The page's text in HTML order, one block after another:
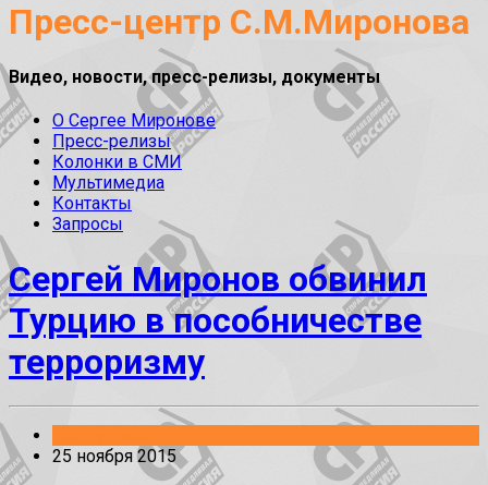
Пресс-центр С.М.Миронова
Видео, новости, пресс-релизы, документы
О Сергее Миронове
Пресс-релизы
Колонки в СМИ
Мультимедиа
Контакты
Запросы
Сергей Миронов обвинил
Турцию в пособничестве
терроризму
25 ноября 2015